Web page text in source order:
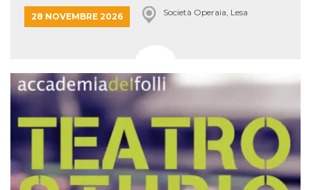
28 NOVEMBRE 2026 Società Operaia, Lesa